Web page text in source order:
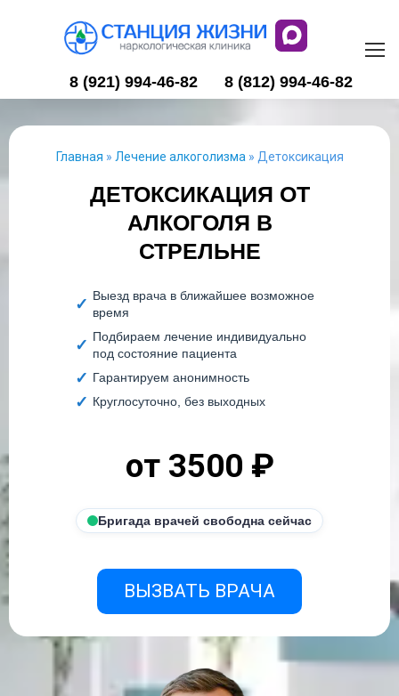
8 (921) 994-46-82 8 (812) 994-46-82
Главная » Лечение алкоголизма » Детоксикация
ДЕТОКСИКАЦИЯ ОТ
АЛКОГОЛЯ В
СТРЕЛЬНЕ
Выезд врача в ближайшее возможное
время
Подбираем лечение индивидуально
под состояние пациента
Гарантируем анонимность
Круглосуточно, без выходных
от 3500 ₽
Бригада врачей свободна сейчас
ВЫЗВАТЬ ВРАЧА